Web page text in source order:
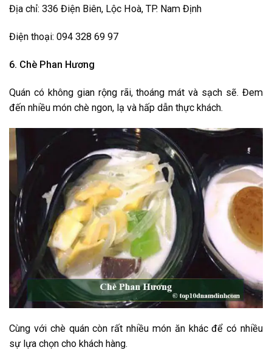
Địa chỉ: 336 Điện Biên, Lộc Hoà, TP. Nam Định
Điện thoại: 094 328 69 97
6. Chè Phan Hương
Quán có không gian rộng rãi, thoáng mát và sạch sẽ. Đem
đến nhiều món chè ngon, lạ và hấp dẫn thực khách.
Cùng với chè quán còn rất nhiều món ăn khác để có nhiều
sự lựa chọn cho khách hàng.